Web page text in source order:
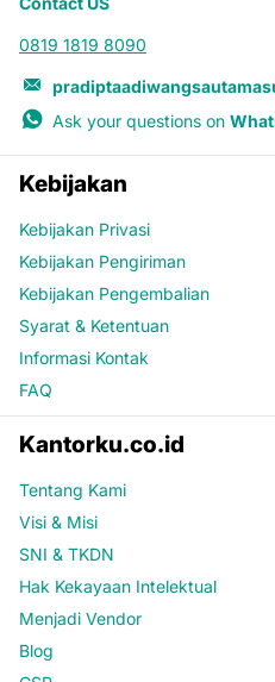
0819 1819 8090
Ask your questions on
Kebijakan
Kebijakan Privasi
Kebijakan Pengiriman
Kebijakan Pengembalian
Syarat & Ketentuan
Informasi Kontak
FAQ
Kantorku.co.id
Tentang Kami
Visi & Misi
SNI & TKDN
Hak Kekayaan Intelektual
Menjadi Vendor
Blog